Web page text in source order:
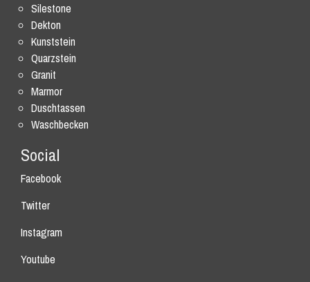
Silestone
Dekton
Kunststein
Quarzstein
Granit
Marmor
Duschtassen
Waschbecken
Social
Facebook
Twitter
Instagram
Youtube